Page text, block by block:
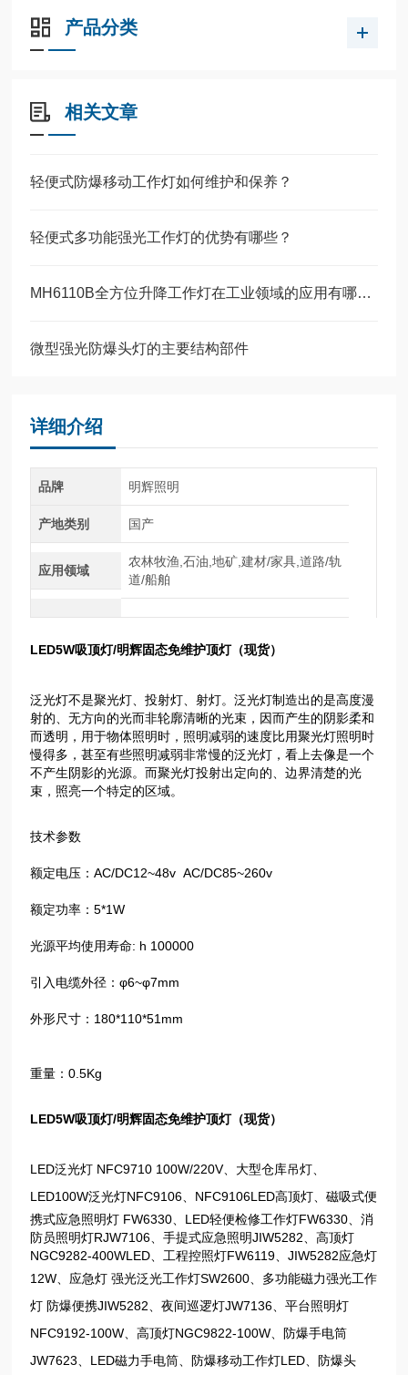
产品分类
相关文章
轻便式防爆移动工作灯如何维护和保养？
轻便式多功能强光工作灯的优势有哪些？
MH6110B全方位升降工作灯在工业领域的应用有哪些？
微型强光防爆头灯的主要结构部件
详细介绍
品牌 明辉照明
产地类别 国产
应用领域
农林牧渔,石油,地矿,建材/家具,道路/轨
道/船舶
LED5W吸顶灯/明辉固态免维护顶灯（现货）
泛光灯不是聚光灯、投射灯、射灯。泛光灯制造出的是高度漫
射的、无方向的光而非轮廓清晰的光束，因而产生的阴影柔和
而透明，用于物体照明时，照明减弱的速度比用聚光灯照明时
慢得多，甚至有些照明减弱非常慢的泛光灯，看上去像是一个
不产生阴影的光源。而聚光灯投射出定向的、边界清楚的光
束，照亮一个特定的区域。
技术参数
额定电压：AC/DC12~48v AC/DC85~260v
额定功率：5*1W
光源平均使用寿命: h 100000
引入电缆外径：φ6~φ7mm
外形尺寸：180*110*51mm
重量：0.5Kg
LED5W吸顶灯/明辉固态免维护顶灯（现货）
LED泛光灯 NFC9710 100W/220V、 大型仓库吊灯、
LED100W泛光灯NFC9106、NFC9106LED高顶灯 、磁吸式便
携式应急照明灯 FW6330、LED轻便检修工作灯FW6330、消
防员照明灯RJW7106、手提式应急照明JIW5282、高顶灯
NGC9282-400WLED、工程控照灯FW6119、JIW5282应急灯
12W、应急灯强光泛光工作灯SW2600 、多功能磁力强光工作
灯防爆便携JIW5282、夜间巡逻灯JW7136、平台照明灯
NFC9192-100W、高顶灯NGC9822-100W、防爆手电筒
JW7623、LED磁力手电筒、防爆移动工作灯LED、防爆头